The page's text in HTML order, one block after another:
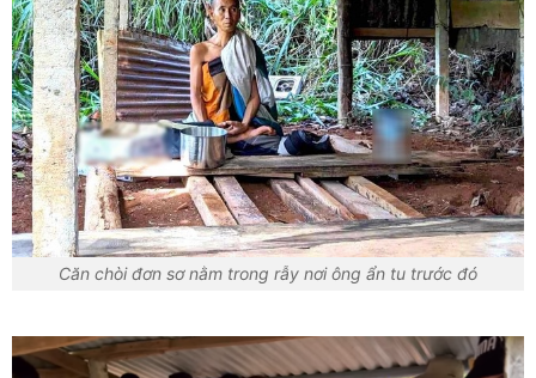
Căn chòi đơn sơ nằm trong rẫy nơi ông ẩn tu trước đó